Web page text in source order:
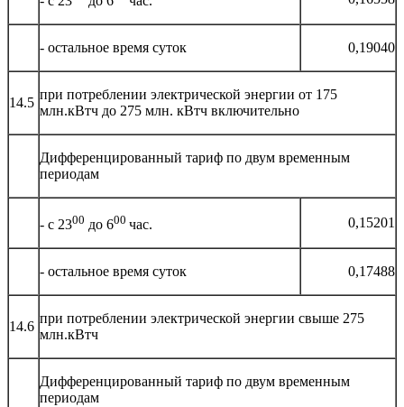
- остальное время суток 0,19040
14.5
при потреблении электрической энергии от 175
млн.кВтч до 275 млн. кВтч включительно
Дифференцированный тариф по двум временным
периодам
- с 2300 до 600 час. 0,15201
- остальное время суток 0,17488
14.6
при потреблении электрической энергии свыше 275
млн.кВтч
Дифференцированный тариф по двум временным
периодам